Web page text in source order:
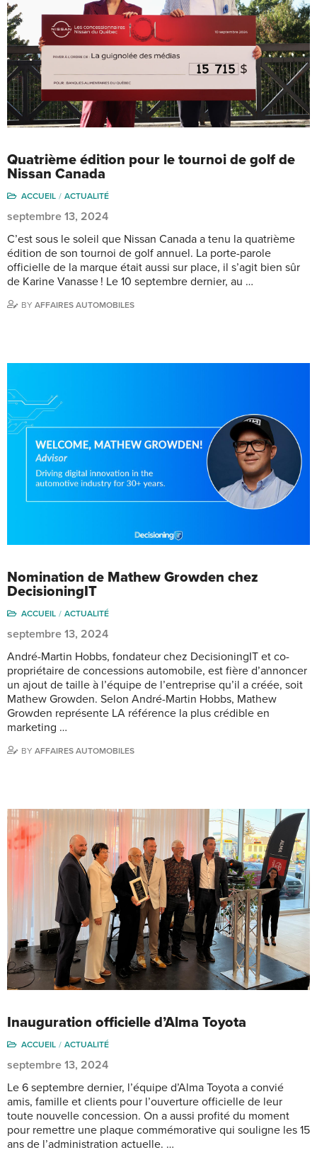
Quatrième édition pour le tournoi de golf de
Nissan Canada
ACCUEIL ACTUALITÉ
septembre 13, 2024
C’est sous le soleil que Nissan Canada a tenu la quatrième
édition de son tournoi de golf annuel. La porte-parole
officielle de la marque était aussi sur place, il s’agit bien sûr
de Karine Vanasse ! Le 10 septembre dernier, au …
BY AFFAIRES AUTOMOBILES
Nomination de Mathew Growden chez
DecisioningIT
ACCUEIL ACTUALITÉ
septembre 13, 2024
André-Martin Hobbs, fondateur chez DecisioningIT et co-
propriétaire de concessions automobile, est fière d’annoncer
un ajout de taille à l’équipe de l’entreprise qu’il a créée, soit
Mathew Growden. Selon André-Martin Hobbs, Mathew
Growden représente LA référence la plus crédible en
marketing …
BY AFFAIRES AUTOMOBILES
Inauguration officielle d’Alma Toyota
ACCUEIL ACTUALITÉ
septembre 13, 2024
Le 6 septembre dernier, l’équipe d’Alma Toyota a convié
amis, famille et clients pour l’ouverture officielle de leur
toute nouvelle concession. On a aussi profité du moment
pour remettre une plaque commémorative qui souligne les 15
ans de l’administration actuelle. …